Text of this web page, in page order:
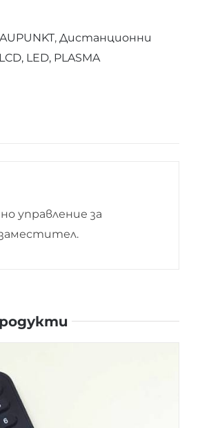
, Дистанционни
LED, PLASMA
управление за
заместител.